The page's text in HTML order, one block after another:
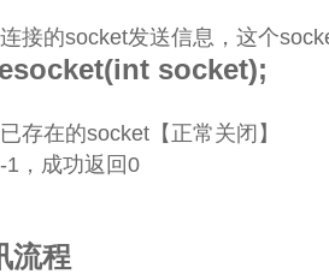
接的socket发送信息，这个
socket);
存在的socket【正常关闭】
1，成功返回0
流程